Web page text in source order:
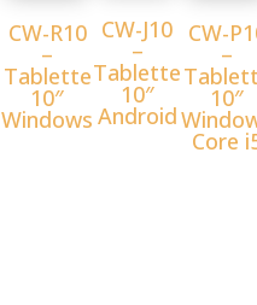
CW-R10
–
Tablette
10″
Windows
CW-J10
–
Tablette
10″
Android
CW-
–
10″
Core